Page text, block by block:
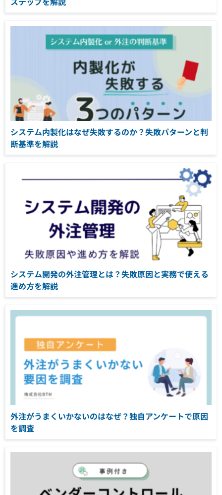
システム内製化はなぜ失敗するのか？失敗パターンと判
断基準を解説
システム開発の外注管理とは？失敗原因と実務で使える
進め方を解説
外注がうまくいかないのはなぜ？独自アンケートで原因
を調査